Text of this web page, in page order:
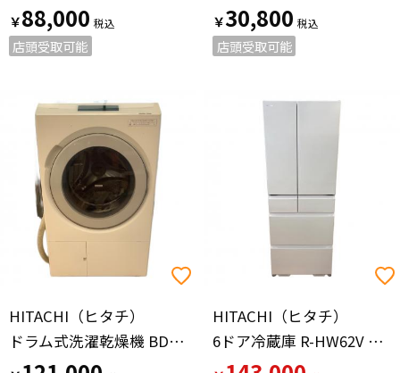
￥88,000
店頭受取可能
￥30,800
店頭受取可能
HITACHI（ヒタチ）
ドラム式洗濯乾燥機 BD-STX130J 2024年製
HITACHI（ヒタチ）
6ドア冷蔵庫 R-HW62V 2024年製 617L